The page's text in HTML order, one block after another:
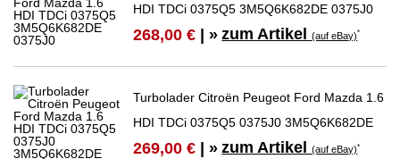
HDI TDCi 0375Q5 3M5Q6K682DE 0375J0
268,00 € | » zum Artikel(auf eBay)*
Turbolader Citroën Peugeot Ford Mazda 1.6
HDI TDCi 0375Q5 0375J0 3M5Q6K682DE
269,00 € | » zum Artikel(auf eBay)*